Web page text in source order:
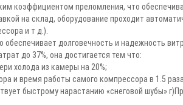
коэффициентом преломления, что
на склад, оборудование проходит
и т д.).
долговечность и надежность
до 37%, она достигается тем что:
холода из камеры на 20%;
и время работы самого компрессора в 1.5 раза
быстрому нарастанию «снеговой шубы»